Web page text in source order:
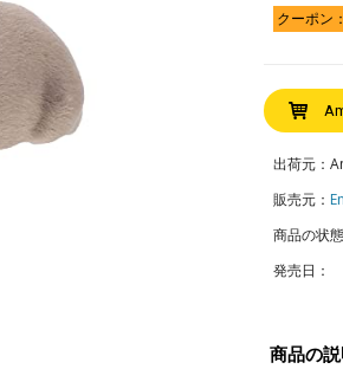
クーポン：
出荷元：
販売元：
商品の状態
発売日：
商品の